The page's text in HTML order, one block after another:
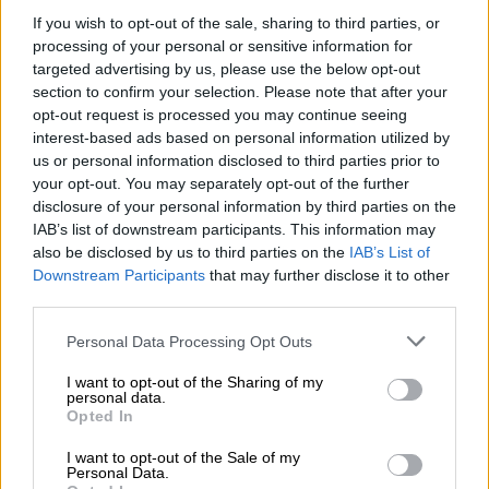
If you wish to opt-out of the sale, sharing to third parties, or
processing of your personal or sensitive information for
targeted advertising by us, please use the below opt-out
section to confirm your selection. Please note that after your
opt-out request is processed you may continue seeing
interest-based ads based on personal information utilized by
us or personal information disclosed to third parties prior to
your opt-out. You may separately opt-out of the further
disclosure of your personal information by third parties on the
IAB’s list of downstream participants. This information may
also be disclosed by us to third parties on the IAB’s List of
Downstream Participants that may further disclose it to other
Please note that this website/app uses one or more Google
not limited to your visit or usage behaviour. You may click to
grant or deny consent to Google and its third-party tags to
use your data for below specified purposes in below Google
consent section.
Personal Data Processing Opt Outs
I want to opt-out of the Sharing of my
personal data.
Opted In
I want to opt-out of the Sale of my
Personal Data.
Ο Ουίλιαμ Πάουελ πέρασε 11 ολόκληρα χρόνια χωρίς να
Μια και δεν είχε την παραμικρή ανάμνηση,
έπρεπε να βρει μια νέα ταυτότητα.
Αυτο-
ονομάστηκε Benjaman Kyle από τα αρχικά
άλλοτε μένοντας σε ένα καταφύγιο και